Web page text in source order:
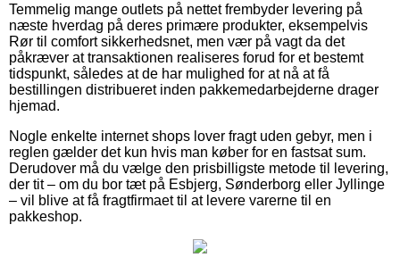
Temmelig mange outlets på nettet frembyder levering på
næste hverdag på deres primære produkter, eksempelvis
Rør til comfort sikkerhedsnet, men vær på vagt da det
påkræver at transaktionen realiseres forud for et bestemt
tidspunkt, således at de har mulighed for at nå at få
bestillingen distribueret inden pakkemedarbejderne drager
hjemad.
Nogle enkelte internet shops lover fragt uden gebyr, men i
reglen gælder det kun hvis man køber for en fastsat sum.
Derudover må du vælge den prisbilligste metode til levering,
der tit – om du bor tæt på Esbjerg, Sønderborg eller Jyllinge
– vil blive at få fragtfirmaet til at levere varerne til en
pakkeshop.